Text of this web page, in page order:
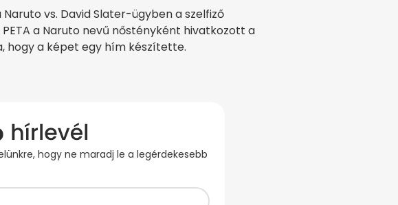
vs. David Slater-ügyben a szelfiző
a Naruto nevű nőstényként hivatkozott a
hogy a képet egy hím készítette.
hogy ne maradj le a legérdekesebb